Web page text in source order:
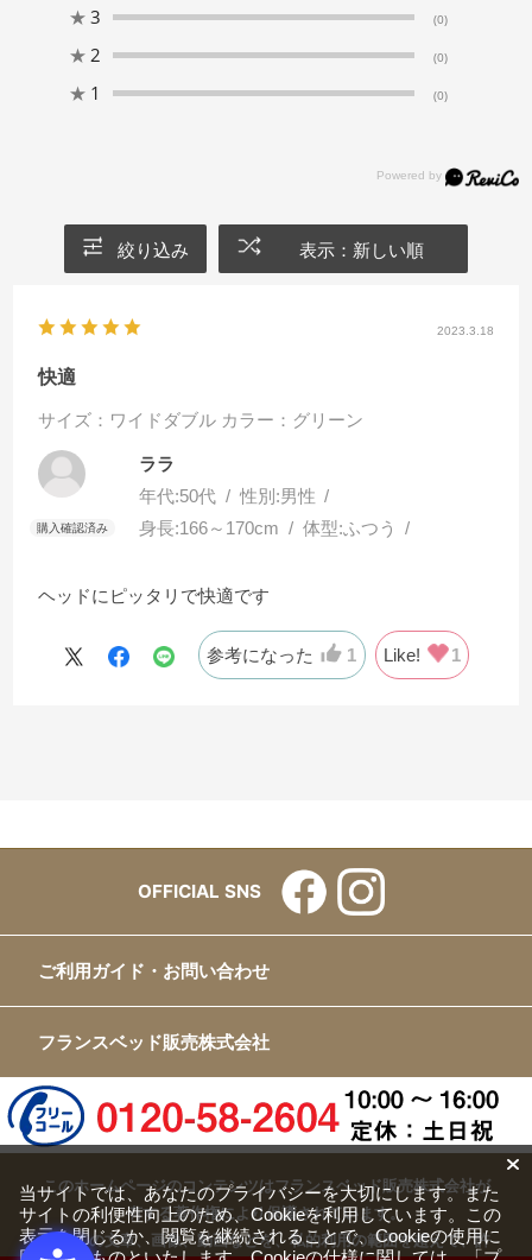
★ 3 (0)
★ 2 (0)
★ 1 (0)
絞り込み 表示：新しい順
2023.3.18
快適
サイズ：ワイドダブル カラー：グリーン
ララ
年代:50代 性別:男性
身長:166～170cm 体型:ふつう
ヘッドにピッタリで快適です
参考になった 1 Like! 1
OFFICIAL SNS
ご利用ガイド・お問い合わせ
フランスベッド販売株式会社
このホームページのコンテンツはフランスベッド販売株式会社が
有する著作権により保護されています。
すべての文章、画像、動画などを、私的利用の範囲を超えて、許
当サイトでは、あなたのプライバシーを大切にします。また
サイトの利便性向上のため、Cookieを利用しています。この
表示を閉じるか、閲覧を継続されることで、Cookieの使用に